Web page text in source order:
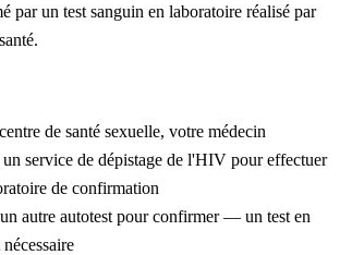
par un test sanguin en laboratoire réalisé par
de santé sexuelle, votre médecin
un service de dépistage de l'HIV pour effectuer
de confirmation
autre autotest pour confirmer — un test en